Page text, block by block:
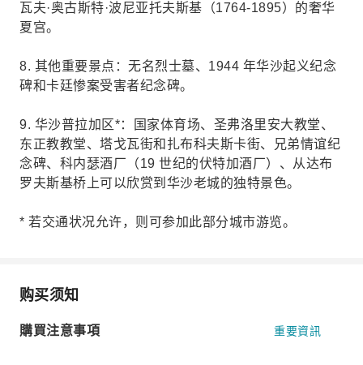
瓦夫·奥古斯特·波尼亚托夫斯基（1764-1895）的奢华
夏宫。
8. 其他重要景点：无名烈士墓、1944 年华沙起义纪念
碑和卡廷惨案受害者纪念碑。
9. 华沙普拉加区*：国家体育场、圣弗洛里安大教堂、
东正教教堂、塔戈瓦街和扎布科夫斯卡街、兄弟情谊纪
念碑、科内瑟酒厂（19 世纪的伏特加酒厂）、从达布
罗夫斯基桥上可以欣赏到华沙老城的独特景色。
* 若交通状况允许，则可参加此部分城市游览。
购买须知
購買注意事項 重要資訊